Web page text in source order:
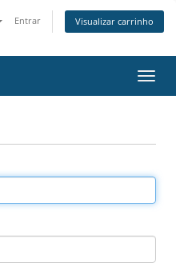
Entrar Visualizar carrinho